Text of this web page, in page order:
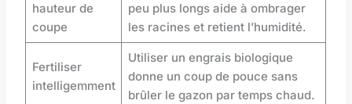
hauteur de
coupe
peu plus longs aide à ombrager
les racines et retient l’humidité.
Fertiliser
intelligemment
Utiliser un engrais biologique
donne un coup de pouce sans
brûler le gazon par temps chaud.